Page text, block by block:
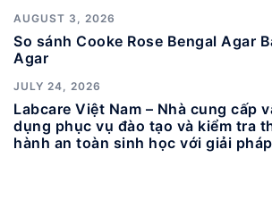
AUGUST 3, 2026
So sánh Cooke Rose Bengal Agar
Agar
JULY 24, 2026
Labcare Việt Nam – Nhà cung cấp
dụng phục vụ đào tạo và kiểm tra
hành an toàn sinh học với giải